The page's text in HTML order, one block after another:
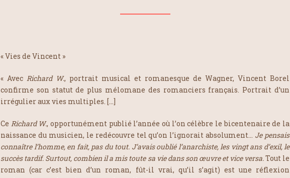
« Vies de Vincent »
« AvecRichard W., portrait musical et romanesque de Wagner, Vincent Borel
confirme son statut de plus mélomane des romanciers français. Portrait d’un
irrégulier aux vies multiples. […]
Ce Richard W., opportunément publié l’année où l’on célèbre le bicentenaire de la
naissance du musicien, le redécouvre tel qu’on l’ignorait absolument… Je pensais
connaître l’homme, en fait, pas du tout. J’avais oublié l’anarchiste, les vingt ans d’exil, le
succès tardif. Surtout, combien il a mis toute sa vie dans son œuvre et vice versa.Tout le
roman (car c’est bien d’un roman, fût-il vrai, qu’il s’agit) est une réflexion